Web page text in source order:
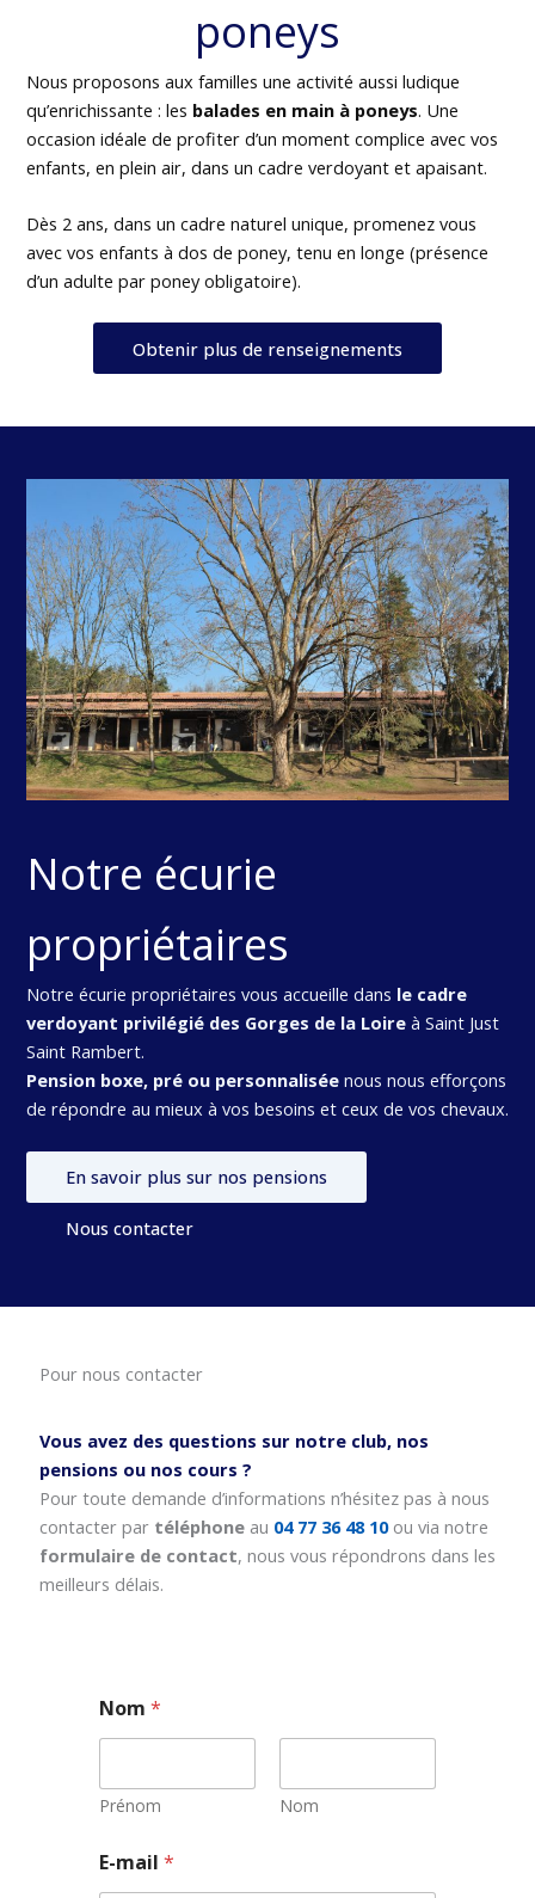
poneys
Nous proposons aux familles une activité aussi ludique
qu’enrichissante : les balades en main à poneys. Une
occasion idéale de profiter d’un moment complice avec vos
enfants, en plein air, dans un cadre verdoyant et apaisant.
Dès 2 ans, dans un cadre naturel unique, promenez vous
avec vos enfants à dos de poney, tenu en longe (présence
d’un adulte par poney obligatoire).
Obtenir plus de renseignements
Notre écurie
propriétaires
Notre écurie propriétaires vous accueille dans le cadre
verdoyant privilégié des Gorges de la Loireà Saint Just
Saint Rambert.
Pension boxe, pré ou personnaliséenous nous efforçons
de répondre au mieux à vos besoins et ceux de vos chevaux.
En savoir plus sur nos pensions
Nous contacter
Pour nous contacter
Vous avez des questions sur notre club, nos
pensions ou nos cours ?
Pour toute demande d’informations n’hésitez pas à nous
contacter par téléphoneau 04 77 36 48 10 ou via notre
formulaire de contact, nous vous répondrons dans les
meilleurs délais.
Nom*
Prénom Nom
E-mail*